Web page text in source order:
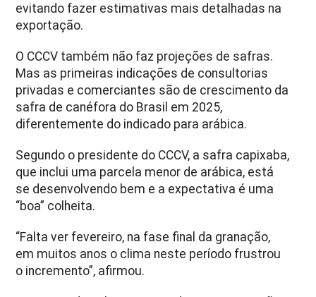
evitando fazer estimativas mais detalhadas na
exportação.
O CCCV também não faz projeções de safras.
Mas as primeiras indicações de consultorias
privadas e comerciantes são de crescimento da
safra de canéfora do Brasil em 2025,
diferentemente do indicado para arábica.
Segundo o presidente do CCCV, a safra capixaba,
que inclui uma parcela menor de arábica, está
se desenvolvendo bem e a expectativa é uma
“boa” colheita.
“Falta ver fevereiro, na fase final da granação,
em muitos anos o clima neste período frustrou
o incremento”, afirmou.